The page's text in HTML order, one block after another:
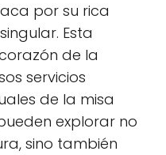
por su rica
Esta
de la
servicios
de la misa
explorar no
sino también